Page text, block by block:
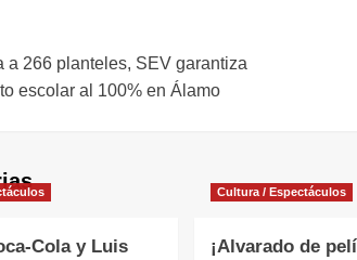
a 266 planteles, SEV garantiza
escolar al 100% en Álamo
Cola y Luis
Cultura / Espectáculos
¡Alvarado de